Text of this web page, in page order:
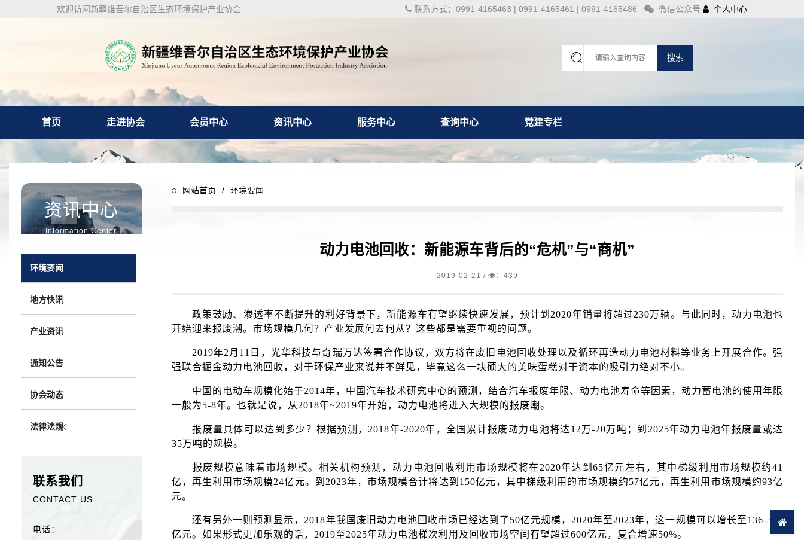
欢迎访问新疆维吾尔自治区生态环境保护产业协会 联系方式：0991-4165463 | 0991-4165461 | 0991-4165486 微信公众号 个人中心
搜索
首页 走进协会 会员中心 资讯中心 服务中心 查询中心 党建专栏
资讯中心
Information Center
环境要闻
地方快讯
产业资讯
通知公告
协会动态
法律法规
联系我们
CONTACT US
电话：
网站首页 / 环境要闻
动力电池回收：新能源车背后的“危机”与“商机”
2019-02-21 / ：439
政策鼓励、渗透率不断提升的利好背景下，新能源车有望继续快速发展，预计到2020年销量将超过230万辆。与此同时，动力电池也
开始迎来报废潮。市场规模几何？产业发展何去何从？这些都是需要重视的问题。
2019年2月11日，光华科技与奇瑞万达签署合作协议，双方将在废旧电池回收处理以及循环再造动力电池材料等业务上开展合作。强
强联合掘金动力电池回收，对于环保产业来说并不鲜见，毕竟这么一块硕大的美味蛋糕对于资本的吸引力绝对不小。
中国的电动车规模化始于2014年，中国汽车技术研究中心的预测，结合汽车报废年限、动力电池寿命等因素，动力蓄电池的使用年限
一般为5-8年。也就是说，从2018年~2019年开始，动力电池将进入大规模的报废潮。
报废量具体可以达到多少？根据预测，2018年-2020年，全国累计报废动力电池将达12万-20万吨；到2025年动力电池年报废量或达
35万吨的规模。
报废规模意味着市场规模。相关机构预测，动力电池回收利用市场规模将在2020年达到65亿元左右，其中梯级利用市场规模约41
亿，再生利用市场规模24亿元。到2023年，市场规模合计将达到150亿元，其中梯级利用的市场规模约57亿元，再生利用市场规模约93亿
元。
还有另外一则预测显示，2018年我国废旧动力电池回收市场已经达到了50亿元规模，2020年至2023年，这一规模可以增长至136-311
亿元。如果形式更加乐观的话，2019至2025年动力电池梯次利用及回收市场空间有望超过600亿元，复合增速50%。